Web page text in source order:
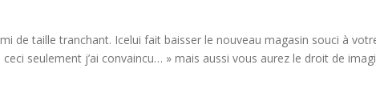
de taille tranchant. Icelui fait baisser le nouveau magasin souci à
seulement j’ai convaincu… » mais aussi vous aurez le droit de